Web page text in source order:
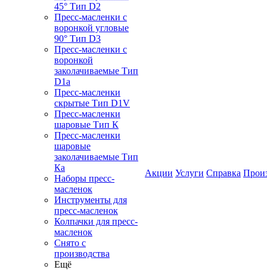
45° Тип D2
Пресс-масленки с
воронкой угловые
90° Тип D3
Пресс-масленки с
воронкой
заколачиваемые Тип
D1a
Пресс-масленки
скрытые Тип D1V
Пресс-масленки
шаровые Тип К
Пресс-масленки
шаровые
заколачиваемые Тип
Кa
Наборы пресс-
масленок
Инструменты для
пресс-масленок
Колпачки для пресс-
масленок
Снято с
производства
Ещё
Акции Услуги Справка